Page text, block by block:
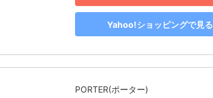
Yahoo!ショッピングで見る
PORTER(ポーター)